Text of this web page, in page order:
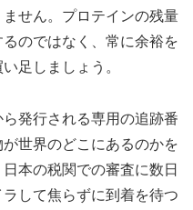
せん。プロテインの残量
のではなく、常に余裕を
足しましょう。
発行される専用の追跡番
世界のどこにあるのかを
本の税関での審査に数日
して焦らずに到着を待つ